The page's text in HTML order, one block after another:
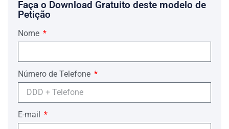
Coube aos requerentes o lote de terreno
conforme planta e memorial descrito em
anexo:
Lote de terreno nº …., da Planta …., de
lado esquerdo, distante …. metros da
edificação mais próxima, localizado no
Bairro …., neste Município de …., com
indicação fiscal …., com as seguintes
divisas e confrontações: inicia-se no
ponto …., localizado na intersecção do
Faça o Download Gratuito deste modelo de
Petição
Nome
Número de Telefone
E-mail